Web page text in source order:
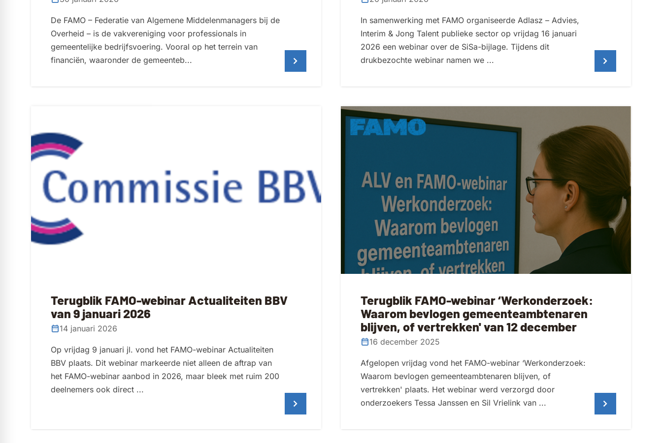
De FAMO – Federatie van Algemene Middelenmanagers bij de
Overheid – is de vakvereniging voor professionals in
gemeentelijke bedrijfsvoering. Vooral op het terrein van
financiën, waaronder de gemeenteb...
In samenwerking met FAMO organiseerde Adlasz – Advies,
Interim & Jong Talent publieke sector op vrijdag 16 januari
2026 een webinar over de SiSa-bijlage. Tijdens dit
drukbezochte webinar namen we ...
Terugblik FAMO-webinar Actualiteiten BBV
van 9 januari 2026
14 januari 2026
Op vrijdag 9 januari jl. vond het FAMO-webinar Actualiteiten
BBV plaats. Dit webinar markeerde niet alleen de aftrap van
het FAMO-webinar aanbod in 2026, maar bleek met ruim 200
deelnemers ook direct ...
Terugblik FAMO-webinar ‘Werkonderzoek:
Waarom bevlogen gemeenteambtenaren
blijven, of vertrekken' van 12 december
16 december 2025
Afgelopen vrijdag vond het FAMO-webinar ‘Werkonderzoek:
Waarom bevlogen gemeenteambtenaren blijven, of
vertrekken' plaats. Het webinar werd verzorgd door
onderzoekers Tessa Janssen en Sil Vrielink van ...